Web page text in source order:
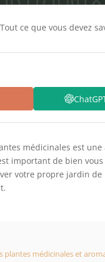
Tout ce que vous devez
médicinales est
important de bien
votre propre jardin
plantes médicinales et